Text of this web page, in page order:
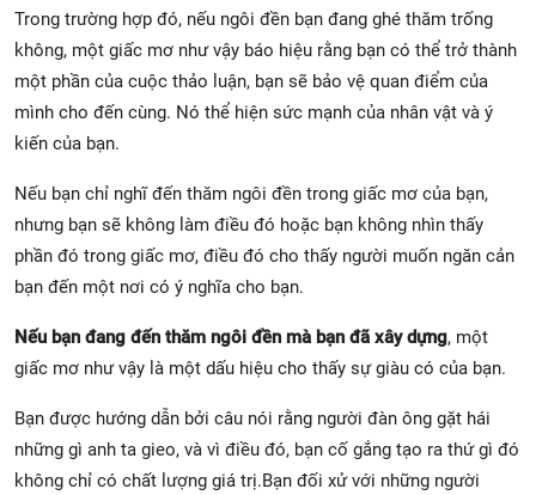
Trong trường hợp đó, nếu ngôi đền bạn đang ghé thăm trống
không, một giấc mơ như vậy báo hiệu rằng bạn có thể trở thành
một phần của cuộc thảo luận, bạn sẽ bảo vệ quan điểm của
mình cho đến cùng. Nó thể hiện sức mạnh của nhân vật và ý
kiến ​​của bạn.
Nếu bạn chỉ nghĩ đến thăm ngôi đền trong giấc mơ của bạn,
nhưng bạn sẽ không làm điều đó hoặc bạn không nhìn thấy
phần đó trong giấc mơ, điều đó cho thấy người muốn ngăn cản
bạn đến một nơi có ý nghĩa cho bạn.
Nếu bạn đang đến thăm ngôi đền mà bạn đã xây dựng, một
giấc mơ như vậy là một dấu hiệu cho thấy sự giàu có của bạn.
Bạn được hướng dẫn bởi câu nói rằng người đàn ông gặt hái
những gì anh ta gieo, và vì điều đó, bạn cố gắng tạo ra thứ gì đó
không chỉ có chất lượng giá trị.Bạn đối xử với những người